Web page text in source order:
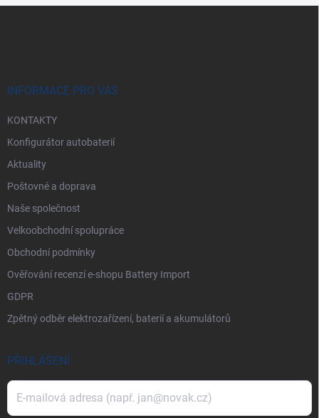
INFORMACE PRO VÁS
KONTAKTY
Konfigurátor autobaterií
Aktuality
Poštovné a doprava
Naše společnost
Velkoobchodní spolupráce
Obchodní podmínky
Ověřování recenzí e-shopu Battery Import
GDPR
Zpětný odběr elektrozařízení, baterií a akumulátorů
PŘIHLÁŠENÍ